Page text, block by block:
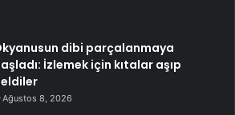
dibi parçalanmaya
İzlemek için kıtalar aşıp
Ağustos 8, 2026